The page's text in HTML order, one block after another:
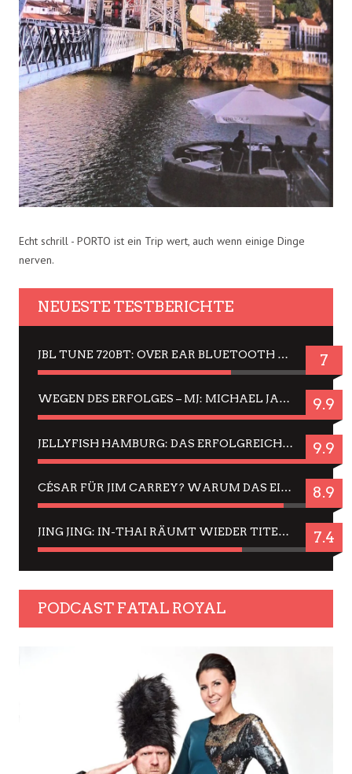
Echt schrill - PORTO ist ein Trip wert, auch wenn einige Dinge
nerven.
NEUESTE TESTBERICHTE
JBL TUNE 720BT: OVER EAR BLUETOOTH KOPFHÖRER UM DIE 50,-€ IM DAUER-TEST 7
WEGEN DES ERFOLGES – MJ: MICHAEL JACKSON MUSICAL IN EINER MATINEE SEHEN 9.9
JELLYFISH HAMBURG: DAS ERFOLGREICHE SOMMER-MENÜ 2025 IN GEFÜHLEN UND BILDERN 9.9
CÉSAR FÜR JIM CARREY? WARUM DAS EINER DER NERVIGSTEN ACTORS IST UND BLEIBT 8.9
JING JING: IN-THAI RÄUMT WIEDER TITEL AB – EIN ZWEI-STUNDEN-ERLEBNISBERICHT 7.4
PODCAST FATAL ROYAL